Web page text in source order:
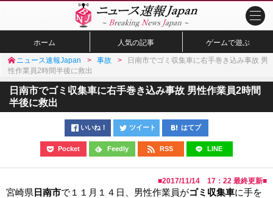
ホーム 人気の記事 ゲームで遊ぶ
ニュース速報Japan 事故
日南市でゴミ収集車に右手巻き込み事故 男
性作業員2時間半後に救出
日南市でゴミ収集車に右手巻き込み事故 男性作業員2時間
半後に救出
いいね！ ツイート はてブ
Pocket Feedly RSS LINE
■2017/11/14 17：22 最終更新■
宮崎県 日南市で１１月１４日、男性作業員がゴミ収集車に手を